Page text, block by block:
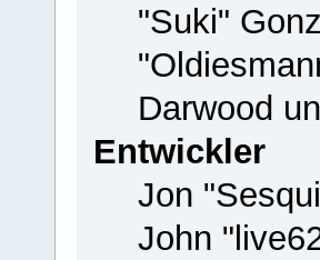
"Suki"
Darwood
Entwickler
Jon
John